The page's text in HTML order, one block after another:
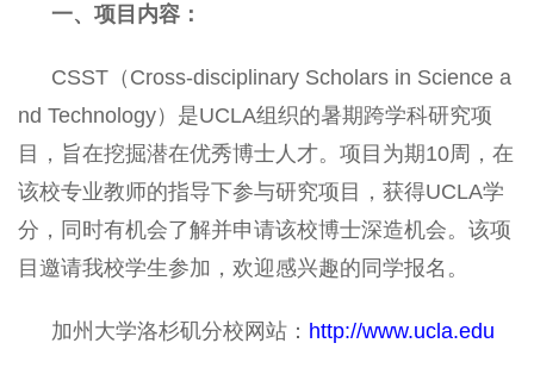
一、项目内容：
CSST（Cross-disciplinary Scholars in Science a
nd Technology）是UCLA组织的暑期跨学科研究项
目，旨在挖掘潜在优秀博士人才。项目为期10周，在
该校专业教师的指导下参与研究项目，获得UCLA学
分，同时有机会了解并申请该校博士深造机会。该项
目邀请我校学生参加，欢迎感兴趣的同学报名。
加州大学洛杉矶分校网站： http://www.ucla.edu